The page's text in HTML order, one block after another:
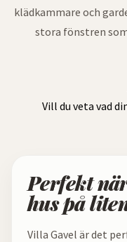
klädkammare och
stora fönstren
Vill du veta vad
Perfekt
hus på
Villa Gavel är det